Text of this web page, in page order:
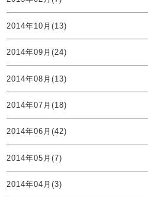
2014年10月(13)
2014年09月(24)
2014年08月(13)
2014年07月(18)
2014年06月(42)
2014年05月(7)
2014年04月(3)